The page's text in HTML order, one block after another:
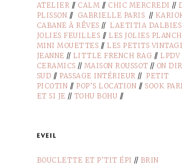
ATELIER // CALM // CHIC MERCREDI //
PLISSON // GABRIELLE PARIS //
CABANE À RÊVES // LAETITIA DALBIES
JOLIES FEUILLES // LES JOLIES
MINI MOUETTES // LES PETITS
JEANNE // LITTLE FRENCH RAG // LPDV
CERAMICS // MAISON ROUSSOT // ON
SUD // PASSAGE INTÉRIEUR // PETIT
PICOTIN // POP’S LOCATION // SOOK
ET SI JE // TOHU BOHU //
eveil
BOUCLETTE ET P’TIT ÉPI // BRIN